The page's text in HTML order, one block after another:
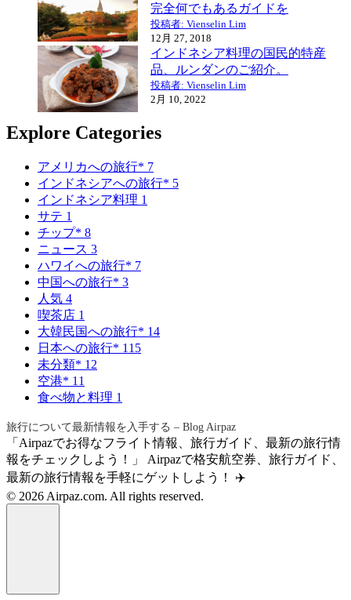
完全何でもあるガイドを
投稿者: Vienselin Lim
12月 27, 2018
インドネシア料理の国民的特産
品、ルンダンのご紹介。
投稿者: Vienselin Lim
2月 10, 2022
Explore Categories
アメリカへの旅行* 7
インドネシアへの旅行* 5
インドネシア料理 1
サテ 1
チップ* 8
ニュース 3
ハワイへの旅行* 7
中国への旅行* 3
人気 4
喫茶店 1
大韓民国への旅行* 14
日本への旅行* 115
未分類* 12
空港* 11
食べ物と料理 1
旅行について最新情報を入手する – Blog Airpaz
「Airpazでお得なフライト情報、旅行ガイド、最新の旅行情
報をチェックしよう！」 Airpazで格安航空券、旅行ガイド、
最新の旅行情報を手軽にゲットしよう！ ✈️
© 2026 Airpaz.com. All rights reserved.